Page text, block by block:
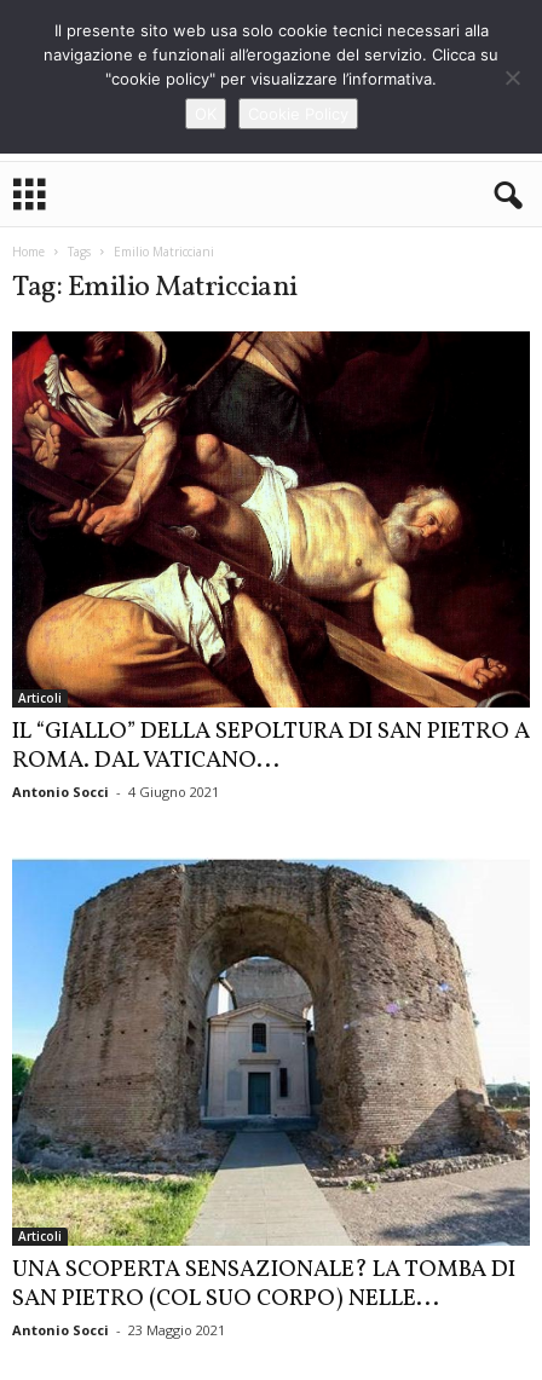
S
Home Tags Emilio Matricciani
Tag: Emilio Matricciani
Articoli
IL “GIALLO” DELLA SEPOLTURA DI SAN PIETRO A
ROMA. DAL VATICANO...
Antonio Socci - 4 Giugno 2021
Articoli
UNA SCOPERTA SENSAZIONALE? LA TOMBA DI
SAN PIETRO (COL SUO CORPO) NELLE...
Antonio Socci - 23 Maggio 2021
Il presente sito web usa solo cookie tecnici necessari alla
navigazione e funzionali all’erogazione del servizio. Clicca su
"cookie policy" per visualizzare l’informativa.